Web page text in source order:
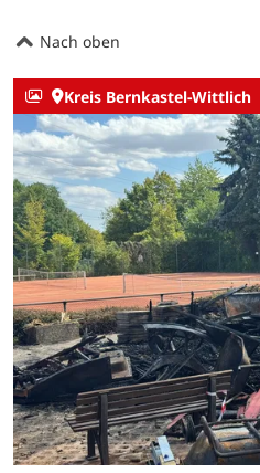
Nach oben
Kreis Bernkastel-Wittlich